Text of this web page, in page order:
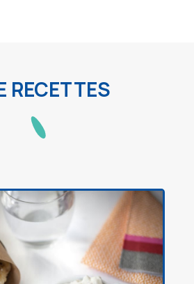
RECETTES